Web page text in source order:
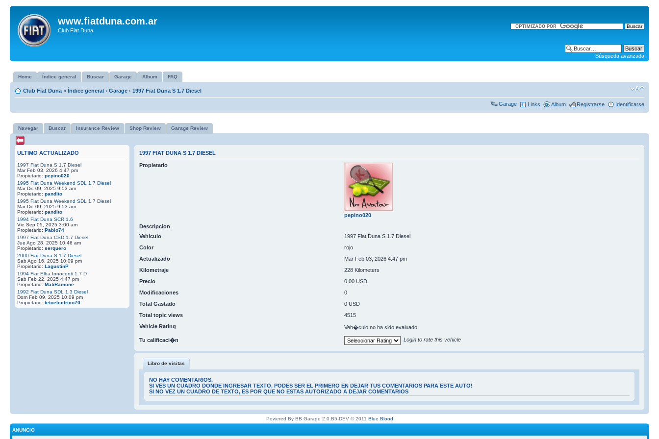
www.fiatduna.com.ar
Club Fiat Duna
Búsqueda avanzada
Home Índice general Buscar Garage Album FAQ
Club Fiat Duna » Índice general ‹ Garage ‹ 1997 Fiat Duna S 1.7 Diesel
Garage Links Album Registrarse Identificarse
Navegar Buscar Insurance Review Shop Review Garage Review
ULTIMO ACTUALIZADO
1997 Fiat Duna S 1.7 Diesel
Mar Feb 03, 2026 4:47 pm
Propietario: pepino020
1995 Fiat Duna Weekend SDL 1.7 Diesel
Mar Dic 09, 2025 9:53 am
Propietario: pandito
1995 Fiat Duna Weekend SDL 1.7 Diesel
Mar Dic 09, 2025 9:53 am
Propietario: pandito
1994 Fiat Duna SCR 1.6
Vie Sep 05, 2025 3:00 am
Propietario: Pablo74
1997 Fiat Duna CSD 1.7 Diesel
Jue Ago 28, 2025 10:46 am
Propietario: serquero
2000 Fiat Duna S 1.7 Diesel
Sab Ago 16, 2025 10:09 pm
Propietario: LagustinP
1994 Fiat Elba Innocenti 1.7 D
Sab Feb 22, 2025 4:47 pm
Propietario: MatiRamone
1992 Fiat Duna SDL 1.3 Diesel
Dom Feb 09, 2025 10:09 pm
Propietario: tetoelectrico70
1997 FIAT DUNA S 1.7 DIESEL
Propietario
pepino020
Descripcion
Vehiculo
1997 Fiat Duna S 1.7 Diesel
Color
rojo
Actualizado
Mar Feb 03, 2026 4:47 pm
Kilometraje
228 Kilometers
Precio
0.00 USD
Modificaciones
0
Total Gastado
0 USD
Total topic views
4515
Vehicle Rating
Veh�culo no ha sido evaluado
Tu calificaci�n Login to rate this vehicle
Libro de visitas
NO HAY COMENTARIOS.
SI VES UN CUADRO DONDE INGRESAR TEXTO, PODES SER EL PRIMERO EN DEJAR TUS COMENTARIOS PARA ESTE AUTO!
SI NO VEZ UN CUADRO DE TEXTO, ES POR QUE NO ESTAS AUTORIZADO A DEJAR COMENTARIOS
Powered By BB Garage 2.0.B5-DEV © 2011 Blue Blood
ANUNCIO